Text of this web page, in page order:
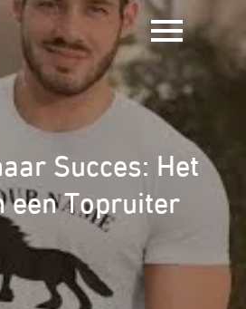
Succes: Het
een Topruiter